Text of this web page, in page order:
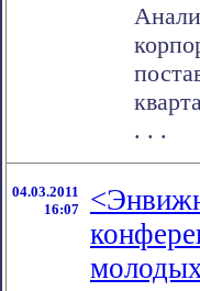
. . .
04.03.2011
16:07